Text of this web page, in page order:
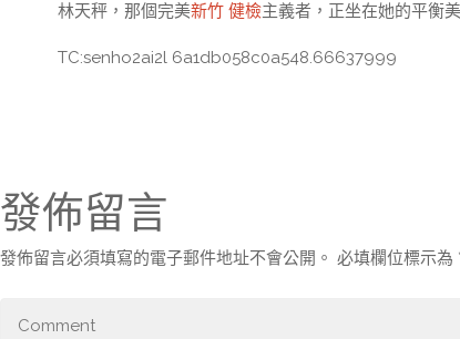
林天秤，那個完美新竹 健檢主義者，正坐在她的平衡
TC:senho2ai2l 6a1db058c0a548.66637999
發佈留言
發佈留言必須填寫的電子郵件地址不會公開。 必填欄位標示為